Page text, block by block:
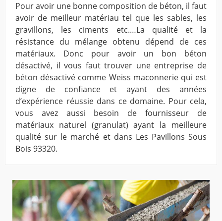
Pour avoir une bonne composition de béton, il faut
avoir de meilleur matériau tel que les sables, les
gravillons, les ciments etc.…La qualité et la
résistance du mélange obtenu dépend de ces
matériaux. Donc pour avoir un bon béton
désactivé, il vous faut trouver une entreprise de
béton désactivé comme Weiss maconnerie qui est
digne de confiance et ayant des années
d’expérience réussie dans ce domaine. Pour cela,
vous avez aussi besoin de fournisseur de
matériaux naturel (granulat) ayant la meilleure
qualité sur le marché et dans Les Pavillons Sous
Bois 93320.